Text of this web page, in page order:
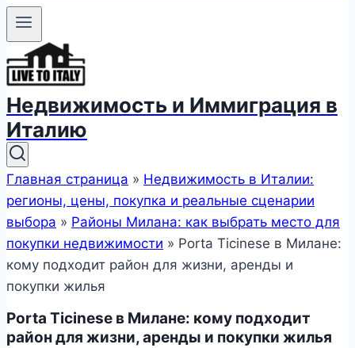
Недвижимость и Иммиграция в
Италию
Главная страница » Недвижимость в Италии:
регионы, цены, покупка и реальные сценарии
выбора » Районы Милана: как выбрать место для
покупки недвижимости » Porta Ticinese в Милане:
кому подходит район для жизни, аренды и
покупки жилья
Porta Ticinese в Милане: кому подходит
район для жизни, аренды и покупки жилья